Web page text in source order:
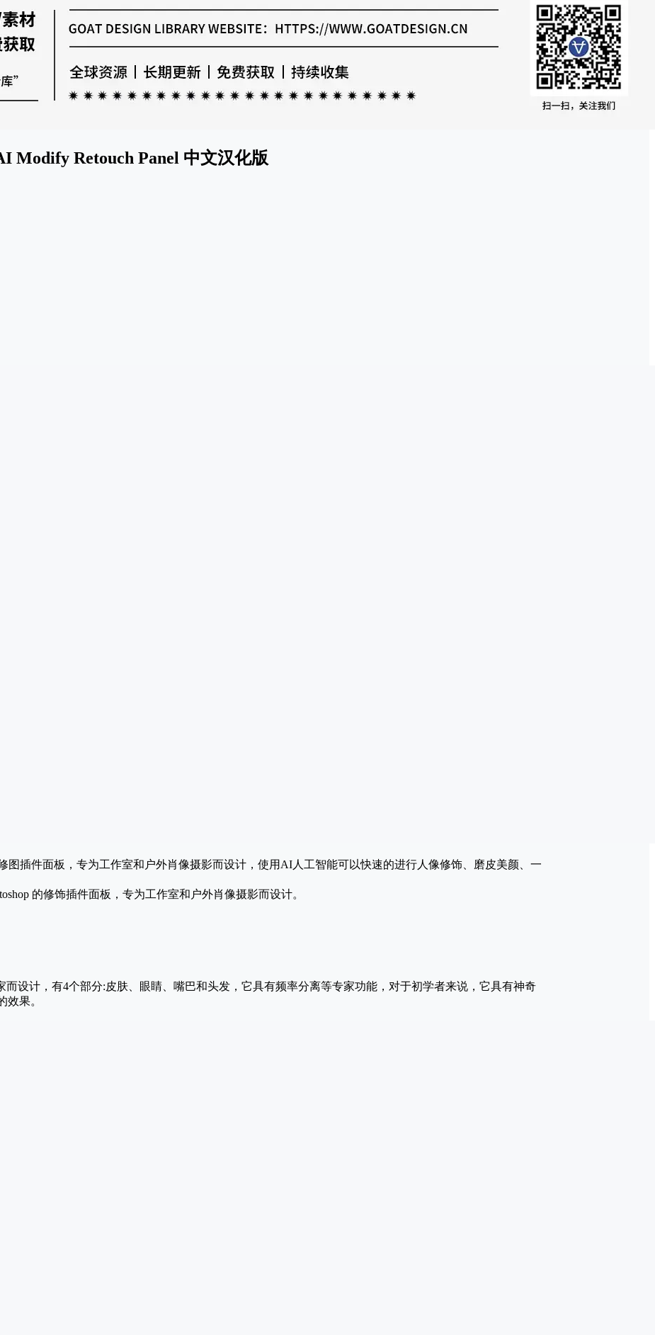
Modify Retouch Panel 中文汉化版
图插件面板，专为工作室和户外肖像摄影而设计，使用AI人工智能可以快速的进行人像修饰、磨皮美颜、一
的修饰插件面板，专为工作室和户外肖像摄影而设计。
而设计，有4个部分:皮肤、眼睛、嘴巴和头发，它具有频率分离等专家功能，对于初学者来说，它具有神奇
效果。